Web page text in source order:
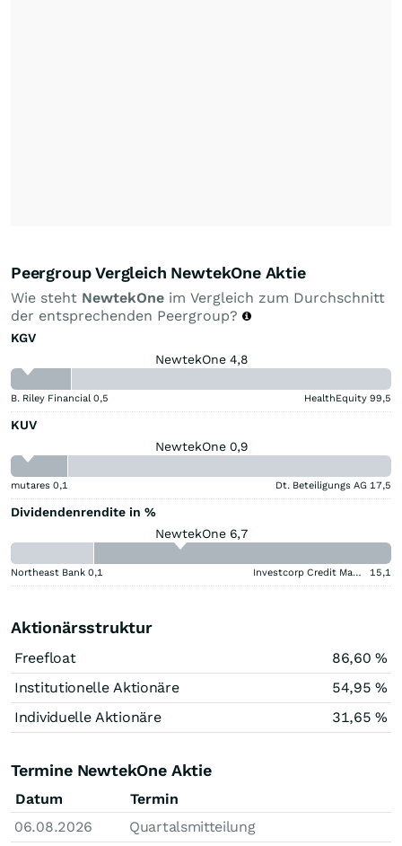
Peergroup Vergleich NewtekOne Aktie
Wie steht NewtekOne im Vergleich zum Durchschnitt
der entsprechenden Peergroup?
KGV
NewtekOne 4,8
B. Riley Financial 0,5 HealthEquity 99,5
KUV
NewtekOne 0,9
mutares 0,1 Dt. Beteiligungs AG 17,5
Dividendenrendite in %
NewtekOne 6,7
Northeast Bank 0,1 Investcorp Credit Management BDC 15,1
Aktionärsstruktur
Freefloat
86,60 %
Institutionelle Aktionäre
54,95 %
Individuelle Aktionäre
31,65 %
Termine NewtekOne Aktie
Datum
Termin
06.08.2026
Quartalsmitteilung